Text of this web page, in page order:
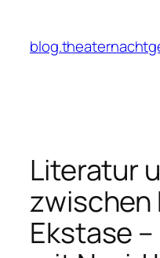
springen
Literatur
zwischen
Ekstase